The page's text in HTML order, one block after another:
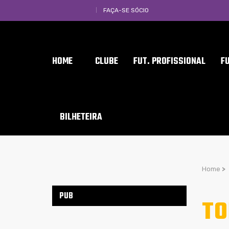
FAÇA-SE SÓCIO
HOME CLUBE FUT. PROFISSIONAL
BILHETEIRA
Home >
PUB